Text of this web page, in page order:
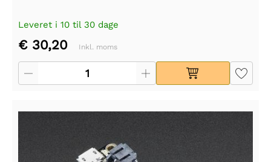
Leveret i 10 til 30 dage
€ 30,20 Inkl. moms